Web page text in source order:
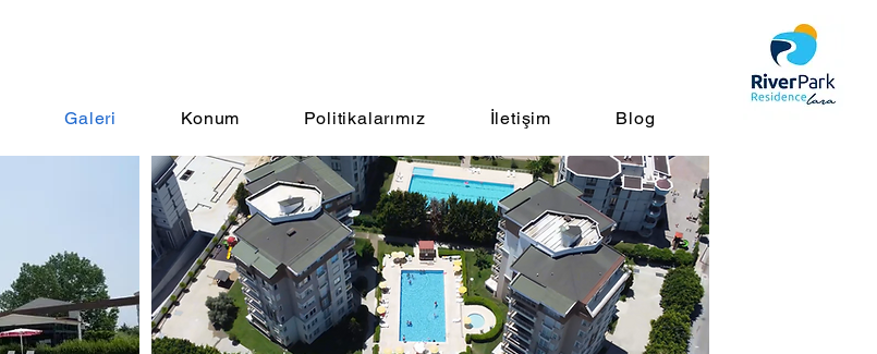
Galeri Konum Politikalarımız İletişim Blog